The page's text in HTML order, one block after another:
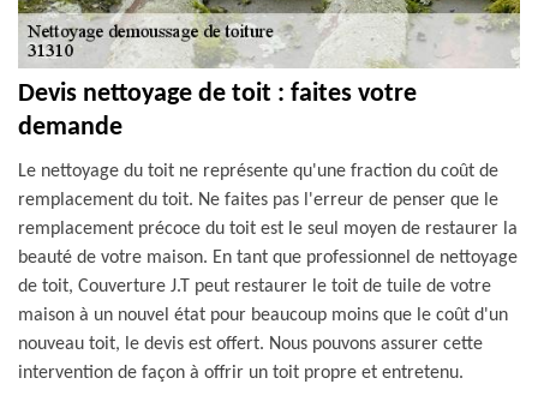
Devis nettoyage de toit : faites votre
demande
Le nettoyage du toit ne représente qu'une fraction du coût de
remplacement du toit. Ne faites pas l'erreur de penser que le
remplacement précoce du toit est le seul moyen de restaurer la
beauté de votre maison. En tant que professionnel de nettoyage
de toit, Couverture J.T peut restaurer le toit de tuile de votre
maison à un nouvel état pour beaucoup moins que le coût d'un
nouveau toit, le devis est offert. Nous pouvons assurer cette
intervention de façon à offrir un toit propre et entretenu.